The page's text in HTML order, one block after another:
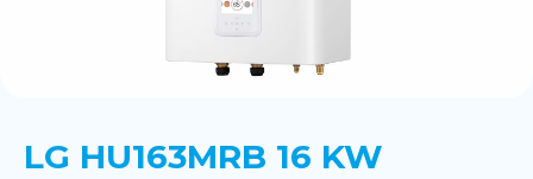
LG HU163MRB 16 KW